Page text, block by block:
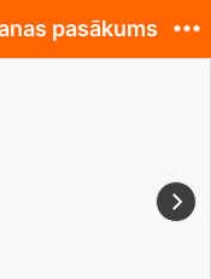
pasākums